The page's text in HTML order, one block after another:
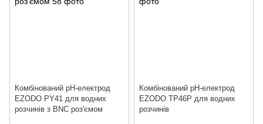
Комбінований рН-електрод
EZODO PY41 для водних
розчинів з BNC роз'ємом
Комбінований рН-електрод
EZODO TP46P для водних
розчинів